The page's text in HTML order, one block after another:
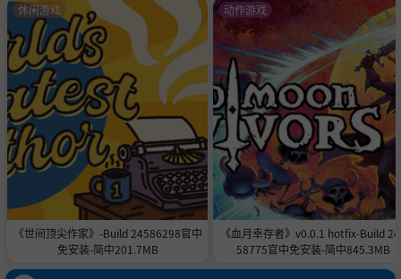
《世间顶尖作家》-Build 24586298官中
免安装-简中201.7MB
休闲游戏
《血月幸存者》v0.0.1 hotfix-Build
58775官中免安装-简中845.3MB
动作游戏